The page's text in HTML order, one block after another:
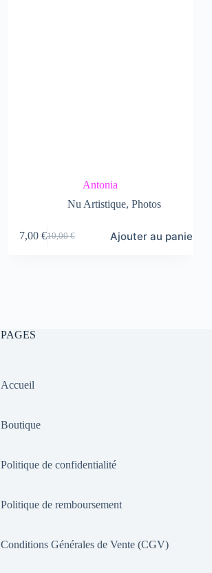
Antonia
Nu Artistique, Photos
10,00€
Le
7,00 €Le
Ajouter au panier
PAGES
Accueil
Boutique
Politique de confidentialité
Politique de remboursement
Conditions Générales de Vente (CGV)